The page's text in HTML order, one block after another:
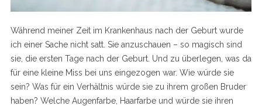
Während meiner Zeit im Krankenhaus nach der Geburt wurde
ich einer Sache nicht satt. Sie anzuschauen – so magisch sind
sie, die ersten Tage nach der Geburt. Und zu überlegen, was da
für eine kleine Miss bei uns eingezogen war. Wie würde sie
sein? Was für ein Verhältnis würde sie zu ihrem großen Bruder
haben? Welche Augenfarbe, Haarfarbe und würde sie ihren